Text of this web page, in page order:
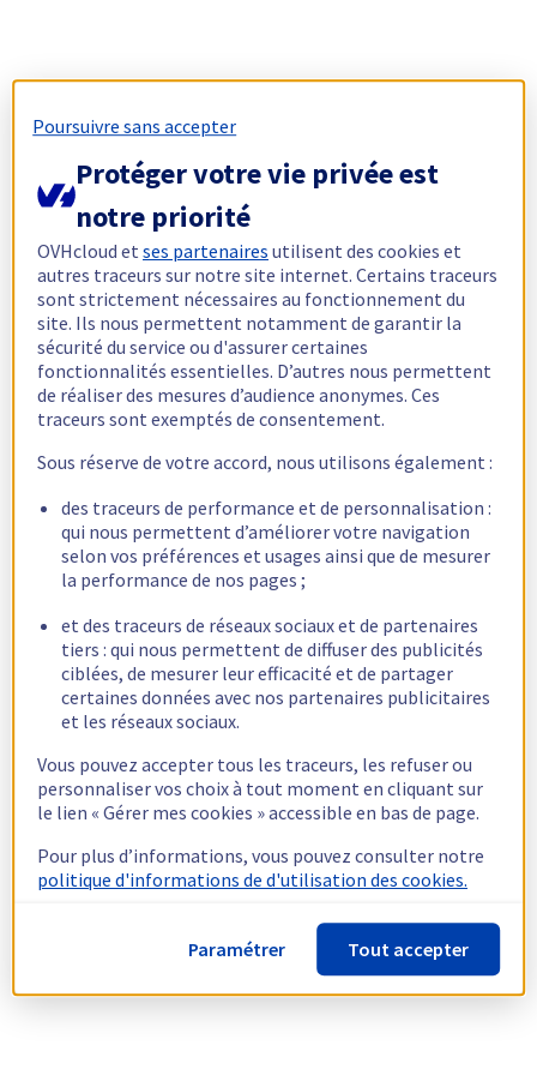
Poursuivre sans accepter
Protéger votre vie privée est
notre priorité
OVHcloud etses partenaires utilisent des cookies et
autres traceurs sur notre site internet. Certains traceurs
sont strictement nécessaires au fonctionnement du
site. Ils nous permettent notamment de garantir la
sécurité du service ou d'assurer certaines
fonctionnalités essentielles. D’autres nous permettent
de réaliser des mesures d’audience anonymes. Ces
traceurs sont exemptés de consentement.
Sous réserve de votre accord, nous utilisons également :
des traceurs de performance et de personnalisation :
qui nous permettent d’améliorer votre navigation
selon vos préférences et usages ainsi que de mesurer
la performance de nos pages ;
et des traceurs de réseaux sociaux et de partenaires
tiers : qui nous permettent de diffuser des publicités
ciblées, de mesurer leur efficacité et de partager
certaines données avec nos partenaires publicitaires
et les réseaux sociaux.
Vous pouvez accepter tous les traceurs, les refuser ou
personnaliser vos choix à tout moment en cliquant sur
le lien « Gérer mes cookies » accessible en bas de page.
Pour plus d’informations, vous pouvez consulter notre
politique d'informations de d'utilisation des cookies.
Paramétrer Tout accepter